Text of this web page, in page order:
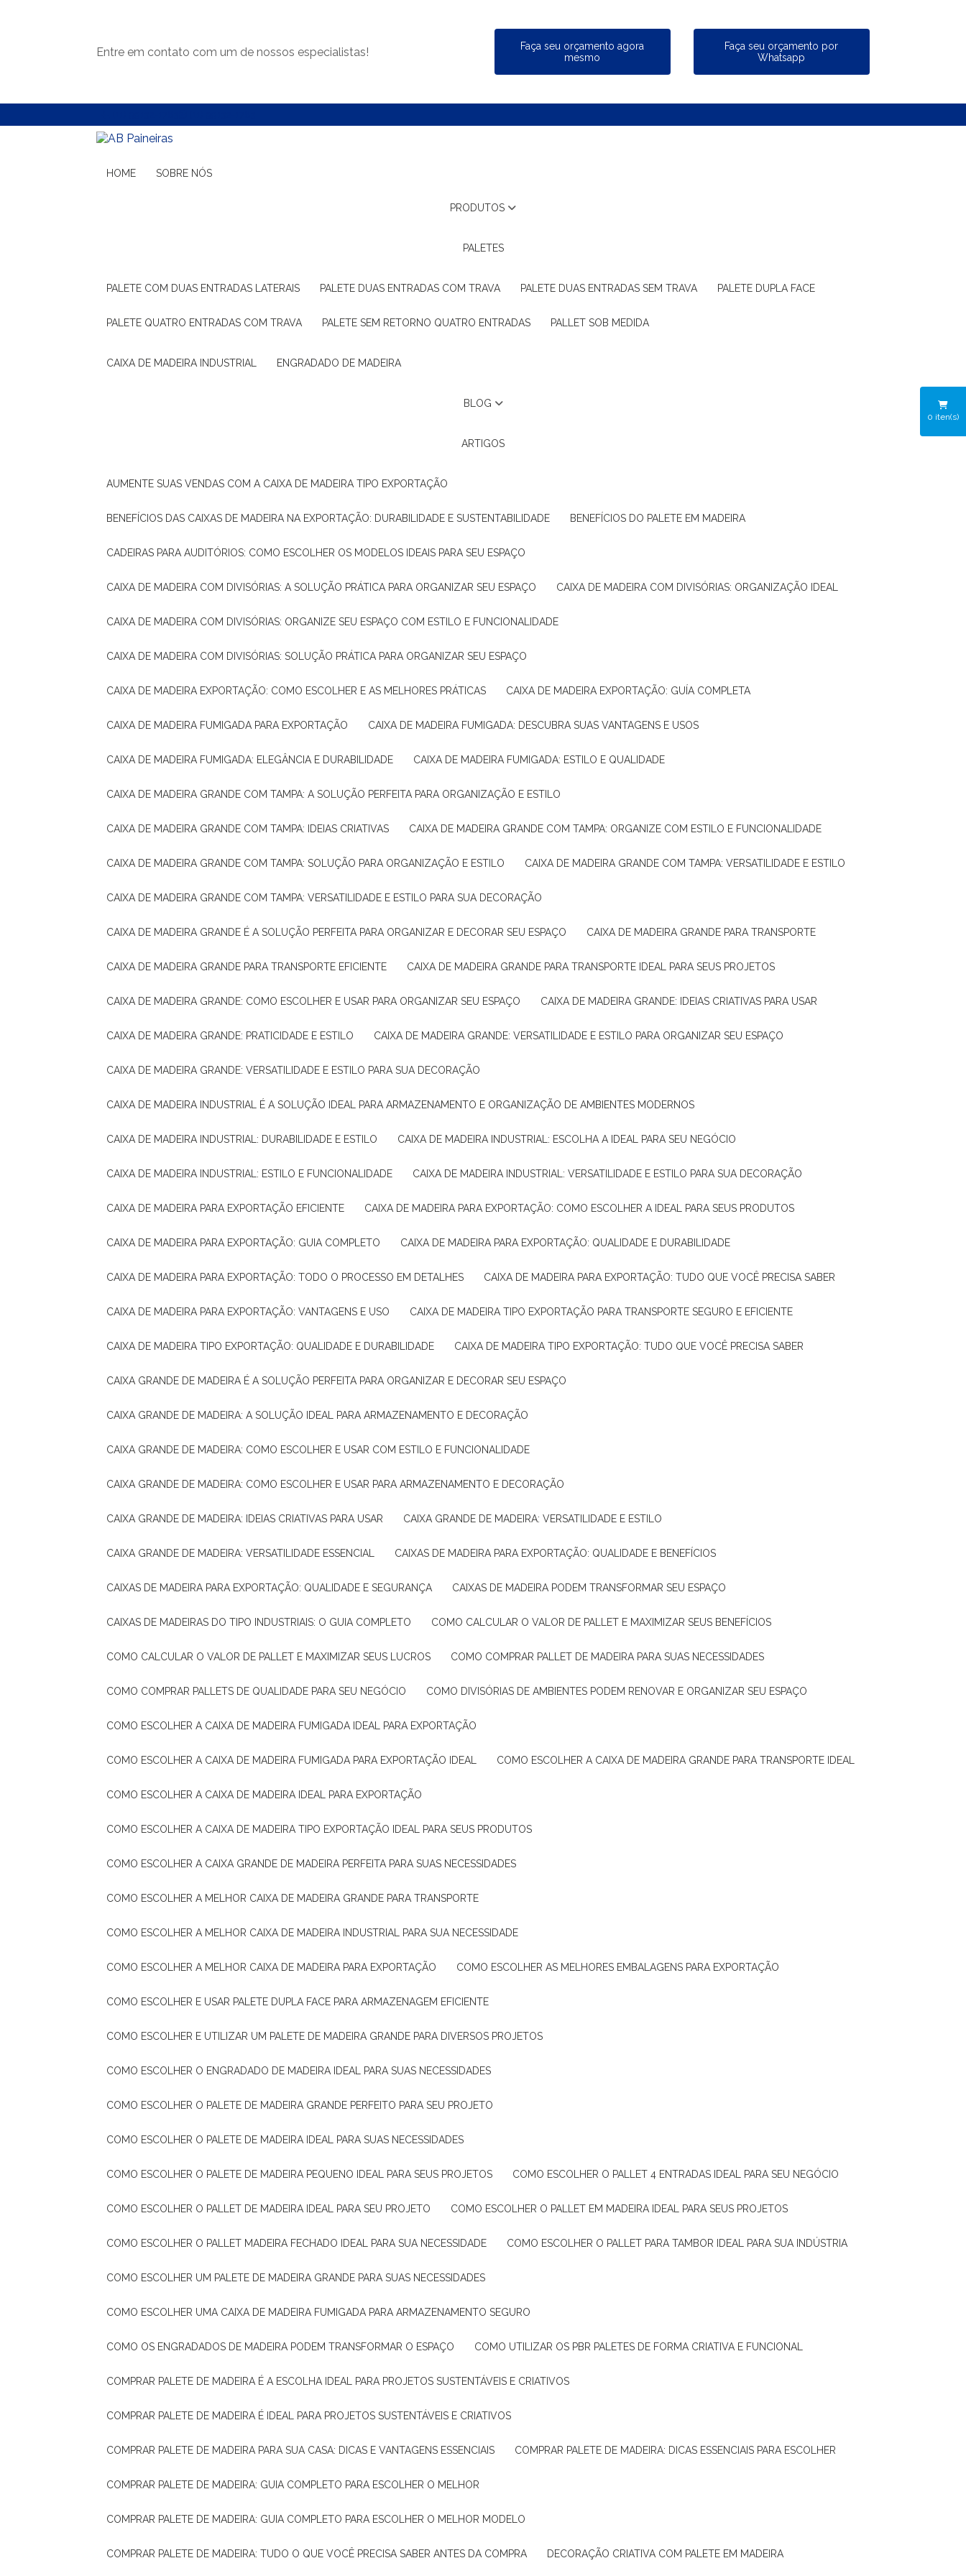
Entre em contato com um de nossos especialistas!
Faça seu orçamento agora
mesmo
Faça seu orçamento por
Whatsapp
HOME SOBRE NÓS
PRODUTOS
PALETES
PALETE COM DUAS ENTRADAS LATERAIS PALETE DUAS ENTRADAS COM TRAVA PALETE DUAS ENTRADAS SEM TRAVA PALETE DUPLA FACE
PALETE QUATRO ENTRADAS COM TRAVA PALETE SEM RETORNO QUATRO ENTRADAS PALLET SOB MEDIDA
CAIXA DE MADEIRA INDUSTRIAL ENGRADADO DE MADEIRA
BLOG
ARTIGOS
AUMENTE SUAS VENDAS COM A CAIXA DE MADEIRA TIPO EXPORTAÇÃO
BENEFÍCIOS DAS CAIXAS DE MADEIRA NA EXPORTAÇÃO: DURABILIDADE E SUSTENTABILIDADE BENEFÍCIOS DO PALETE EM MADEIRA
CADEIRAS PARA AUDITÓRIOS: COMO ESCOLHER OS MODELOS IDEAIS PARA SEU ESPAÇO
CAIXA DE MADEIRA COM DIVISÓRIAS: A SOLUÇÃO PRÁTICA PARA ORGANIZAR SEU ESPAÇO CAIXA DE MADEIRA COM DIVISÓRIAS: ORGANIZAÇÃO IDEAL
CAIXA DE MADEIRA COM DIVISÓRIAS: ORGANIZE SEU ESPAÇO COM ESTILO E FUNCIONALIDADE
CAIXA DE MADEIRA COM DIVISÓRIAS: SOLUÇÃO PRÁTICA PARA ORGANIZAR SEU ESPAÇO
CAIXA DE MADEIRA EXPORTAÇÃO: COMO ESCOLHER E AS MELHORES PRÁTICAS CAIXA DE MADEIRA EXPORTAÇÃO: GUÍA COMPLETA
CAIXA DE MADEIRA FUMIGADA PARA EXPORTAÇÃO CAIXA DE MADEIRA FUMIGADA: DESCUBRA SUAS VANTAGENS E USOS
CAIXA DE MADEIRA FUMIGADA: ELEGÂNCIA E DURABILIDADE CAIXA DE MADEIRA FUMIGADA: ESTILO E QUALIDADE
CAIXA DE MADEIRA GRANDE COM TAMPA: A SOLUÇÃO PERFEITA PARA ORGANIZAÇÃO E ESTILO
CAIXA DE MADEIRA GRANDE COM TAMPA: IDEIAS CRIATIVAS CAIXA DE MADEIRA GRANDE COM TAMPA: ORGANIZE COM ESTILO E FUNCIONALIDADE
CAIXA DE MADEIRA GRANDE COM TAMPA: SOLUÇÃO PARA ORGANIZAÇÃO E ESTILO CAIXA DE MADEIRA GRANDE COM TAMPA: VERSATILIDADE E ESTILO
CAIXA DE MADEIRA GRANDE COM TAMPA: VERSATILIDADE E ESTILO PARA SUA DECORAÇÃO
CAIXA DE MADEIRA GRANDE É A SOLUÇÃO PERFEITA PARA ORGANIZAR E DECORAR SEU ESPAÇO CAIXA DE MADEIRA GRANDE PARA TRANSPORTE
CAIXA DE MADEIRA GRANDE PARA TRANSPORTE EFICIENTE CAIXA DE MADEIRA GRANDE PARA TRANSPORTE IDEAL PARA SEUS PROJETOS
CAIXA DE MADEIRA GRANDE: COMO ESCOLHER E USAR PARA ORGANIZAR SEU ESPAÇO CAIXA DE MADEIRA GRANDE: IDEIAS CRIATIVAS PARA USAR
CAIXA DE MADEIRA GRANDE: PRATICIDADE E ESTILO CAIXA DE MADEIRA GRANDE: VERSATILIDADE E ESTILO PARA ORGANIZAR SEU ESPAÇO
CAIXA DE MADEIRA GRANDE: VERSATILIDADE E ESTILO PARA SUA DECORAÇÃO
CAIXA DE MADEIRA INDUSTRIAL É A SOLUÇÃO IDEAL PARA ARMAZENAMENTO E ORGANIZAÇÃO DE AMBIENTES MODERNOS
CAIXA DE MADEIRA INDUSTRIAL: DURABILIDADE E ESTILO CAIXA DE MADEIRA INDUSTRIAL: ESCOLHA A IDEAL PARA SEU NEGÓCIO
CAIXA DE MADEIRA INDUSTRIAL: ESTILO E FUNCIONALIDADE CAIXA DE MADEIRA INDUSTRIAL: VERSATILIDADE E ESTILO PARA SUA DECORAÇÃO
CAIXA DE MADEIRA PARA EXPORTAÇÃO EFICIENTE CAIXA DE MADEIRA PARA EXPORTAÇÃO: COMO ESCOLHER A IDEAL PARA SEUS PRODUTOS
CAIXA DE MADEIRA PARA EXPORTAÇÃO: GUIA COMPLETO CAIXA DE MADEIRA PARA EXPORTAÇÃO: QUALIDADE E DURABILIDADE
CAIXA DE MADEIRA PARA EXPORTAÇÃO: TODO O PROCESSO EM DETALHES CAIXA DE MADEIRA PARA EXPORTAÇÃO: TUDO QUE VOCÊ PRECISA SABER
CAIXA DE MADEIRA PARA EXPORTAÇÃO: VANTAGENS E USO CAIXA DE MADEIRA TIPO EXPORTAÇÃO PARA TRANSPORTE SEGURO E EFICIENTE
CAIXA DE MADEIRA TIPO EXPORTAÇÃO: QUALIDADE E DURABILIDADE CAIXA DE MADEIRA TIPO EXPORTAÇÃO: TUDO QUE VOCÊ PRECISA SABER
CAIXA GRANDE DE MADEIRA É A SOLUÇÃO PERFEITA PARA ORGANIZAR E DECORAR SEU ESPAÇO
CAIXA GRANDE DE MADEIRA: A SOLUÇÃO IDEAL PARA ARMAZENAMENTO E DECORAÇÃO
CAIXA GRANDE DE MADEIRA: COMO ESCOLHER E USAR COM ESTILO E FUNCIONALIDADE
CAIXA GRANDE DE MADEIRA: COMO ESCOLHER E USAR PARA ARMAZENAMENTO E DECORAÇÃO
CAIXA GRANDE DE MADEIRA: IDEIAS CRIATIVAS PARA USAR CAIXA GRANDE DE MADEIRA: VERSATILIDADE E ESTILO
CAIXA GRANDE DE MADEIRA: VERSATILIDADE ESSENCIAL CAIXAS DE MADEIRA PARA EXPORTAÇÃO: QUALIDADE E BENEFÍCIOS
CAIXAS DE MADEIRA PARA EXPORTAÇÃO: QUALIDADE E SEGURANÇA CAIXAS DE MADEIRA PODEM TRANSFORMAR SEU ESPAÇO
CAIXAS DE MADEIRAS DO TIPO INDUSTRIAIS: O GUIA COMPLETO COMO CALCULAR O VALOR DE PALLET E MAXIMIZAR SEUS BENEFÍCIOS
COMO CALCULAR O VALOR DE PALLET E MAXIMIZAR SEUS LUCROS COMO COMPRAR PALLET DE MADEIRA PARA SUAS NECESSIDADES
COMO COMPRAR PALLETS DE QUALIDADE PARA SEU NEGÓCIO COMO DIVISÓRIAS DE AMBIENTES PODEM RENOVAR E ORGANIZAR SEU ESPAÇO
COMO ESCOLHER A CAIXA DE MADEIRA FUMIGADA IDEAL PARA EXPORTAÇÃO
COMO ESCOLHER A CAIXA DE MADEIRA FUMIGADA PARA EXPORTAÇÃO IDEAL COMO ESCOLHER A CAIXA DE MADEIRA GRANDE PARA TRANSPORTE IDEAL
COMO ESCOLHER A CAIXA DE MADEIRA IDEAL PARA EXPORTAÇÃO
COMO ESCOLHER A CAIXA DE MADEIRA TIPO EXPORTAÇÃO IDEAL PARA SEUS PRODUTOS
COMO ESCOLHER A CAIXA GRANDE DE MADEIRA PERFEITA PARA SUAS NECESSIDADES
COMO ESCOLHER A MELHOR CAIXA DE MADEIRA GRANDE PARA TRANSPORTE
COMO ESCOLHER A MELHOR CAIXA DE MADEIRA INDUSTRIAL PARA SUA NECESSIDADE
COMO ESCOLHER A MELHOR CAIXA DE MADEIRA PARA EXPORTAÇÃO COMO ESCOLHER AS MELHORES EMBALAGENS PARA EXPORTAÇÃO
COMO ESCOLHER E USAR PALETE DUPLA FACE PARA ARMAZENAGEM EFICIENTE
COMO ESCOLHER E UTILIZAR UM PALETE DE MADEIRA GRANDE PARA DIVERSOS PROJETOS
COMO ESCOLHER O ENGRADADO DE MADEIRA IDEAL PARA SUAS NECESSIDADES
COMO ESCOLHER O PALETE DE MADEIRA GRANDE PERFEITO PARA SEU PROJETO
COMO ESCOLHER O PALETE DE MADEIRA IDEAL PARA SUAS NECESSIDADES
COMO ESCOLHER O PALETE DE MADEIRA PEQUENO IDEAL PARA SEUS PROJETOS COMO ESCOLHER O PALLET 4 ENTRADAS IDEAL PARA SEU NEGÓCIO
COMO ESCOLHER O PALLET DE MADEIRA IDEAL PARA SEU PROJETO COMO ESCOLHER O PALLET EM MADEIRA IDEAL PARA SEUS PROJETOS
COMO ESCOLHER O PALLET MADEIRA FECHADO IDEAL PARA SUA NECESSIDADE COMO ESCOLHER O PALLET PARA TAMBOR IDEAL PARA SUA INDÚSTRIA
COMO ESCOLHER UM PALETE DE MADEIRA GRANDE PARA SUAS NECESSIDADES
COMO ESCOLHER UMA CAIXA DE MADEIRA FUMIGADA PARA ARMAZENAMENTO SEGURO
COMO OS ENGRADADOS DE MADEIRA PODEM TRANSFORMAR O ESPAÇO COMO UTILIZAR OS PBR PALETES DE FORMA CRIATIVA E FUNCIONAL
COMPRAR PALETE DE MADEIRA É A ESCOLHA IDEAL PARA PROJETOS SUSTENTÁVEIS E CRIATIVOS
COMPRAR PALETE DE MADEIRA É IDEAL PARA PROJETOS SUSTENTÁVEIS E CRIATIVOS
COMPRAR PALETE DE MADEIRA PARA SUA CASA: DICAS E VANTAGENS ESSENCIAIS COMPRAR PALETE DE MADEIRA: DICAS ESSENCIAIS PARA ESCOLHER
COMPRAR PALETE DE MADEIRA: GUIA COMPLETO PARA ESCOLHER O MELHOR
COMPRAR PALETE DE MADEIRA: GUIA COMPLETO PARA ESCOLHER O MELHOR MODELO
COMPRAR PALETE DE MADEIRA: TUDO O QUE VOCÊ PRECISA SABER ANTES DA COMPRA DECORAÇÃO CRIATIVA COM PALETE EM MADEIRA
0 iten(s)